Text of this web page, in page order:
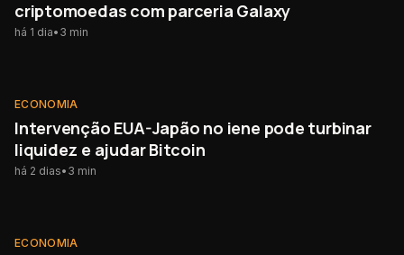
criptomoedas com parceria Galaxy
há 1 dia• 3 min
ECONOMIA
ECONOMIA
Intervenção EUA-Japão no iene pode turbinar
liquidez e ajudar Bitcoin
há 2 dias• 3 min
ECONOMIA
ECONOMIA